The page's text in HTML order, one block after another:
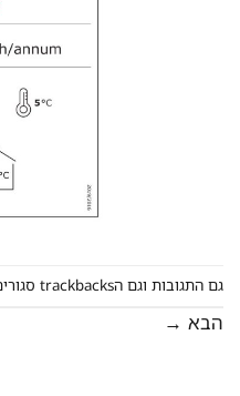
גם התגובות וגם הtrackbacks סגורים כרגע.
הבא →